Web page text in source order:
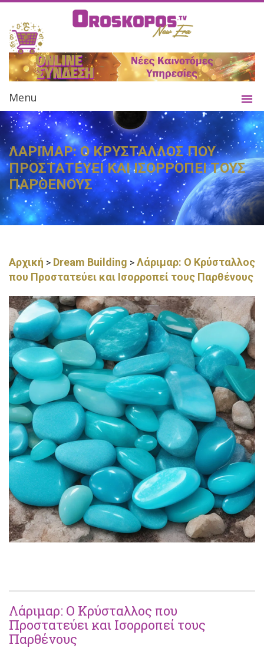
Menu
ΛΑΡΙΜΑΡ: Ο ΚΡΥΣΤΑΛΛΟΣ ΠΟΥ
ΠΡΟΣΤΑΤΕΥΕΙ ΚΑΙ ΙΣΟΡΡΟΠΕΙ ΤΟΥΣ
ΠΑΡΘΕΝΟΥΣ
Αρχική > Dream Building > Λάριμαρ: Ο Κρύσταλλος
που Προστατεύει και Ισορροπεί τους Παρθένους
Λάριμαρ: Ο Κρύσταλλος που
Προστατεύει και Ισορροπεί τους
Παρθένους